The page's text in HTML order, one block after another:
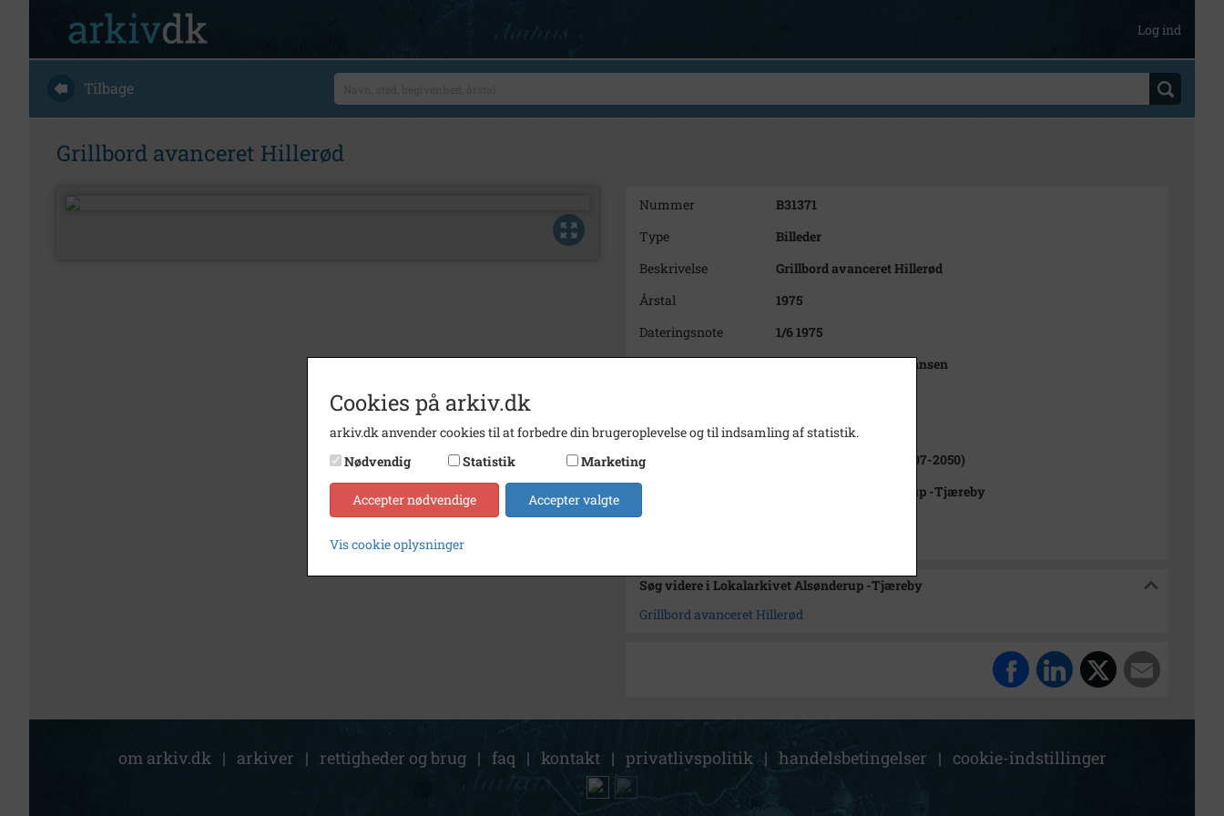
Log ind
Tilbage
Grillbord avanceret Hillerød
Nummer
B31371
Type
Billeder
Beskrivelse
Grillbord avanceret Hillerød
Årstal
1975
Dateringsnote
1/6 1975
Fotograf
Anne Sophie Rubæk Hansen
Type
Kommune (1970-2050)
Enhed
Hillerød Kommune (2007-2050)
Arkiv
Lokalarkivet Alsønderup -Tjæreby
Søg videre i Lokalarkivet Alsønderup -Tjæreby
Grillbord avanceret Hillerød
om arkiv.dk | arkiver | rettigheder og brug | faq | kontakt | privatlivspolitik | handelsbetingelser | cookie-indstillinger
Cookies på arkiv.dk
arkiv.dk anvender cookies til at forbedre din brugeroplevelse og til indsamling af statistik.
Nødvendig
Statistik Marketing
Accepter nødvendige Accepter valgte
Vis cookie oplysninger